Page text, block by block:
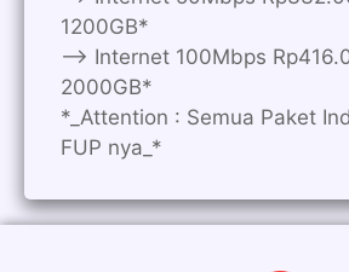
1200GB*
—> Internet 100Mbps
2000GB*
*_Attention : Semua Paket
FUP nya_*